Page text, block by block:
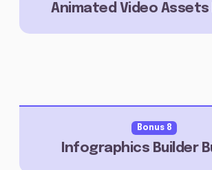
Animated Video Assets
Bonus 8
Infographics Builder